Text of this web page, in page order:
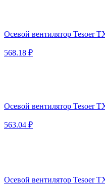
Осевой вентилятор Tesoer
568.18 ₽
Осевой вентилятор Tesoer
563.04 ₽
Осевой вентилятор Tesoer